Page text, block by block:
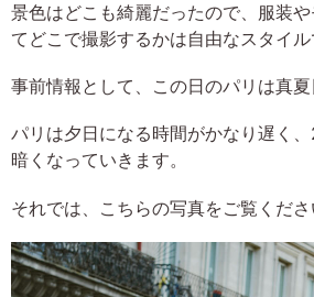
景色はどこも綺麗だったので、服装
てどこで撮影するかは自由なスタイル
事前情報として、この日のパリは真夏
パリは夕日になる時間がかなり遅く
暗くなっていきます。
それでは、こちらの写真をご覧くださ